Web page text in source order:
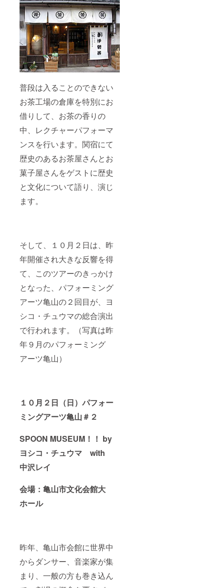
普段は入ることのできない
お茶工場の倉庫を特別にお
借りして、お茶の香りの
中、レクチャーパフォーマ
ンスを行います。関宿にて
歴史のあるお茶屋さんとお
菓子屋さんをゲストに歴史
と文化について語り、演じ
ます。
そして、１０月２日は、昨
年開催され大きな反響を得
て、このツアーのきっかけ
となった、パフォーミング
アーツ亀山の２回目が、ヨ
シコ・チュウマの総合演出
で行われます。（写真は昨
年９月のパフォーミング
アーツ亀山）
１０月２日（日）パフォー
ミングアーツ亀山＃２
SPOON MUSEUM！！ by
ヨシコ・チュウマ with
中沢レイ
会場：亀山市文化会館大
ホール
昨年、亀山市会館に世界中
からダンサー、音楽家が集
まり、一般の方も巻き込ん